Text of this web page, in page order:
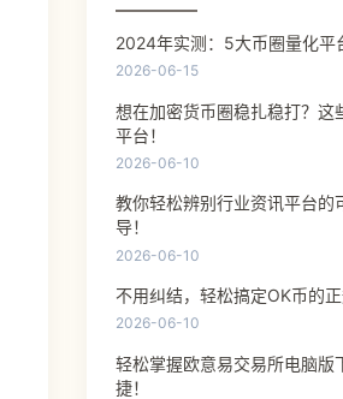
2024年实测：5大币圈量化平
2026-06-15
想在加密货币圈稳扎稳打？这
平台！
2026-06-10
教你轻松辨别行业资讯平台的
导！
2026-06-10
不用纠结，轻松搞定OK币的正
2026-06-10
轻松掌握欧意易交易所电脑版
捷！